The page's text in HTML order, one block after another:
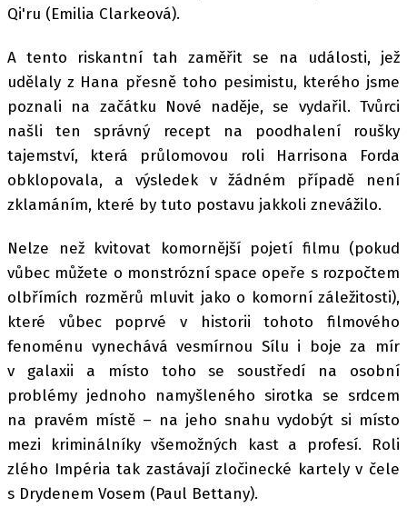
Qi'ru (Emilia Clarkeová).
A tento riskantní tah zaměřit se na události, jež
udělaly z Hana přesně toho pesimistu, kterého jsme
poznali na začátku Nové naděje, se vydařil. Tvůrci
našli ten správný recept na poodhalení roušky
tajemství, která průlomovou roli Harrisona Forda
obklopovala, a výsledek v žádném případě není
zklamáním, které by tuto postavu jakkoli znevážilo.
Nelze než kvitovat komornější pojetí filmu (pokud
vůbec můžete o monstrózní space opeře s rozpočtem
olbřímích rozměrů mluvit jako o komorní záležitosti),
které vůbec poprvé v historii tohoto filmového
fenoménu vynechává vesmírnou Sílu i boje za mír
v galaxii a místo toho se soustředí na osobní
problémy jednoho namyšleného sirotka se srdcem
na pravém místě – na jeho snahu vydobýt si místo
mezi kriminálníky všemožných kast a profesí. Roli
zlého Impéria tak zastávají zločinecké kartely v čele
s Drydenem Vosem (Paul Bettany).